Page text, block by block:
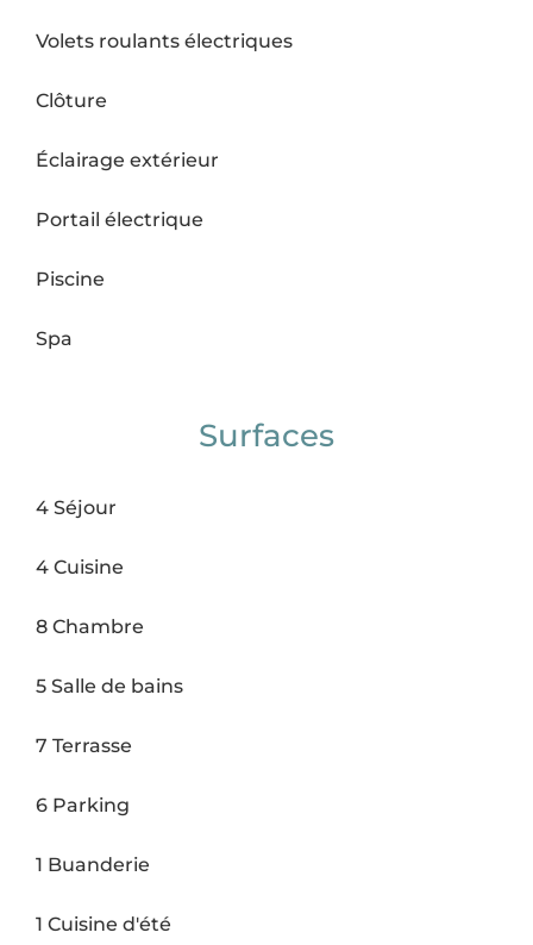
Volets roulants électriques
Clôture
Éclairage extérieur
Portail électrique
Piscine
Spa
Surfaces
4 Séjour
4 Cuisine
8 Chambre
5 Salle de bains
7 Terrasse
6 Parking
1 Buanderie
1 Cuisine d'été